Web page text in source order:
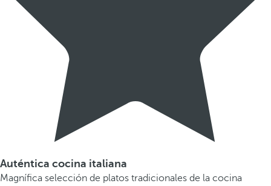
Auténtica cocina italiana
Magnífica selección de platos tradicionales de la cocina